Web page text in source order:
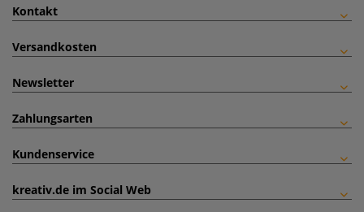
Kontakt
Versandkosten
Newsletter
Zahlungsarten
Kundenservice
kreativ.de im Social Web